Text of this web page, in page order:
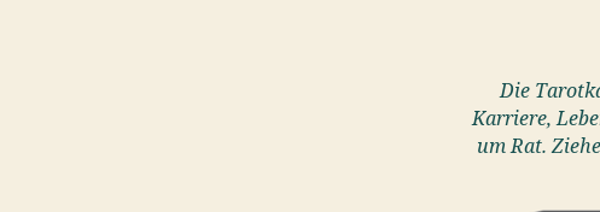
Die
Karriere,
um Rat.